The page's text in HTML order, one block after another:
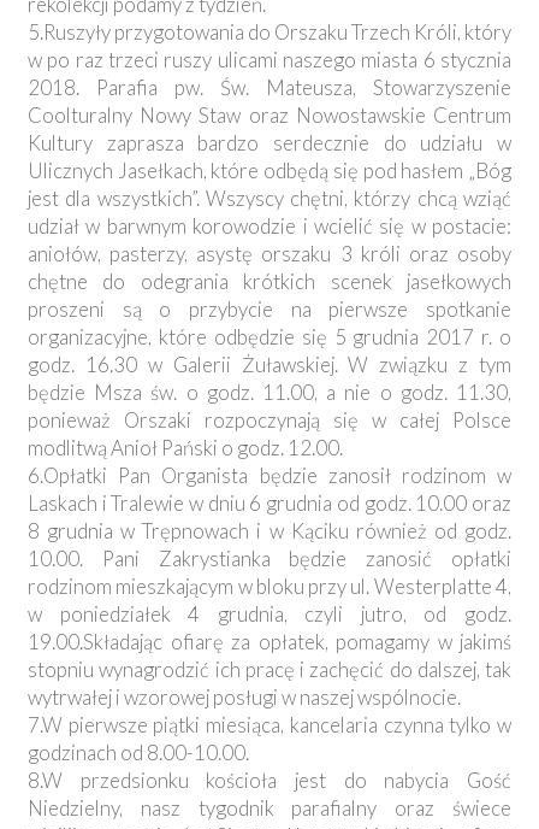
5.Ruszyły przygotowania do Orszaku Trzech Króli, który
w po raz trzeci ruszy ulicami naszego miasta 6 stycznia
2018. Parafia pw. Św. Mateusza, Stowarzyszenie
Coolturalny Nowy Staw oraz Nowostawskie Centrum
Kultury zaprasza bardzo serdecznie do udziału w
Ulicznych Jasełkach, które odbędą się pod hasłem „Bóg
jest dla wszystkich”. Wszyscy chętni, którzy chcą wziąć
udział w barwnym korowodzie i wcielić się w postacie:
aniołów, pasterzy, asystę orszaku 3 króli oraz osoby
chętne do odegrania krótkich scenek jasełkowych
proszeni są o przybycie na pierwsze spotkanie
organizacyjne, które odbędzie się 5 grudnia 2017 r. o
godz. 16.30 w Galerii Żuławskiej. W związku z tym
będzie Msza św. o godz. 11.00, a nie o godz. 11.30,
ponieważ Orszaki rozpoczynają się w całej Polsce
modlitwą Anioł Pański o godz. 12.00.
6.Opłatki Pan Organista będzie zanosił rodzinom w
Laskach i Tralewie w dniu 6 grudnia od godz. 10.00 oraz
8 grudnia w Trępnowach i w Kąciku również od godz.
10.00. Pani Zakrystianka będzie zanosić opłatki
rodzinom mieszkającym w bloku przy ul. Westerplatte 4,
w poniedziałek 4 grudnia, czyli jutro, od godz.
19.00.Składając ofiarę za opłatek, pomagamy w jakimś
stopniu wynagrodzić ich pracę i zachęcić do dalszej, tak
wytrwałej i wzorowej posługi w naszej wspólnocie.
7.W pierwsze piątki miesiąca, kancelaria czynna tylko w
godzinach od 8.00-10.00.
8.W przedsionku kościoła jest do nabycia Gość
Niedzielny, nasz tygodnik parafialny oraz świece